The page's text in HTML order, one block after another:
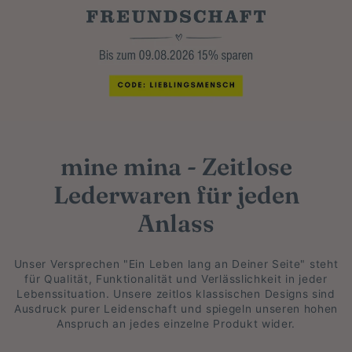
mine mina - Zeitlose
Lederwaren für jeden
Anlass
Unser Versprechen "Ein Leben lang an Deiner Seite" steht
für Qualität, Funktionalität und Verlässlichkeit in jeder
Lebenssituation. Unsere zeitlos klassischen Designs sind
Ausdruck purer Leidenschaft und spiegeln unseren hohen
Anspruch an jedes einzelne Produkt wider.